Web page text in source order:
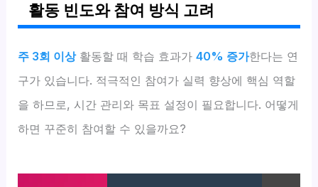
활동 빈도와 참여 방식 고려
주 3회 이상활동할 때 학습 효과가40% 증가한다는 연
구가 있습니다. 적극적인 참여가 실력 향상에 핵심 역할
을 하므로, 시간 관리와 목표 설정이 필요합니다. 어떻게
하면 꾸준히 참여할 수 있을까요?